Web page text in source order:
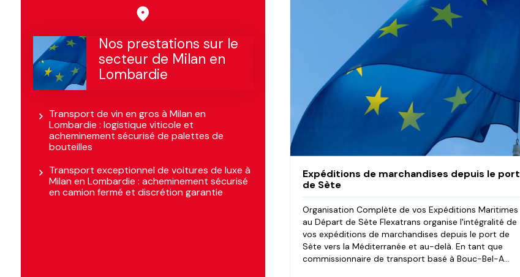
Nos prestations sur le
secteur de Milan en
Lombardie
Transport de vin en gros à Milan en
Lombardie : logistique viticole et
acheminement sécurisé de palettes de
bouteilles
Transport exceptionnel de voitures de luxe à
Milan en Lombardie : acheminement sécurisé
en camion fermé et discrétion garantie
Expéditions de marchandises depuis le port
de Sète
Organisation Complète de vos Expéditions Maritimes
au Départ de Sète Flexatrans organise l'intégralité de
vos expéditions de marchandises depuis le port de
Sète vers la Méditerranée et au-delà. En tant que
commissionnaire de transport basé à Bouc-Bel-A...